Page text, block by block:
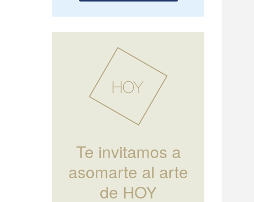
Te invitamos a
asomarte al arte
de HOY